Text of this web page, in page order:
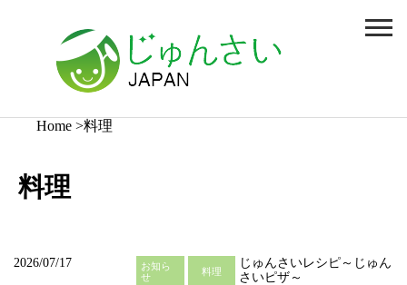
Home 料理
料理
2026/07/17
お知ら
せ
料理
じゅんさいレシピ～じゅん
さいピザ～